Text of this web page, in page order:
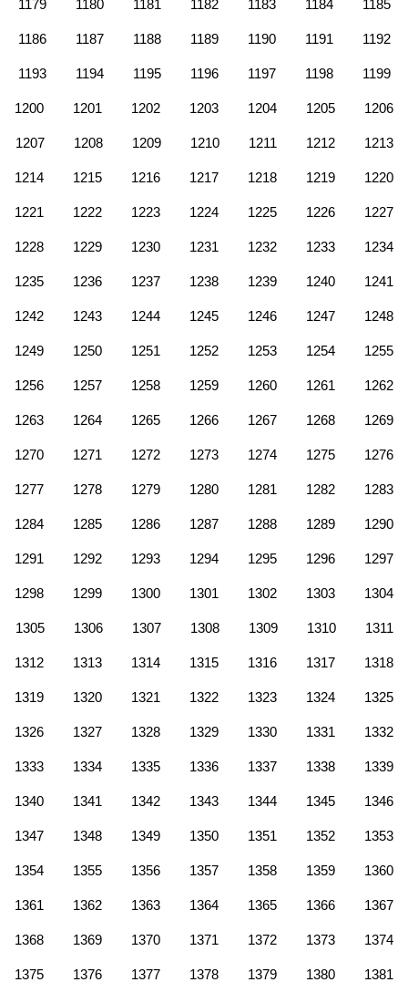
1179 1180 1181 1182 1183 1184 1185
1186 1187 1188 1189 1190 1191 1192
1193 1194 1195 1196 1197 1198 1199
1200 1201 1202 1203 1204 1205 1206
1207 1208 1209 1210 1211 1212 1213
1214 1215 1216 1217 1218 1219 1220
1221 1222 1223 1224 1225 1226 1227
1228 1229 1230 1231 1232 1233 1234
1235 1236 1237 1238 1239 1240 1241
1242 1243 1244 1245 1246 1247 1248
1249 1250 1251 1252 1253 1254 1255
1256 1257 1258 1259 1260 1261 1262
1263 1264 1265 1266 1267 1268 1269
1270 1271 1272 1273 1274 1275 1276
1277 1278 1279 1280 1281 1282 1283
1284 1285 1286 1287 1288 1289 1290
1291 1292 1293 1294 1295 1296 1297
1298 1299 1300 1301 1302 1303 1304
1305 1306 1307 1308 1309 1310 1311
1312 1313 1314 1315 1316 1317 1318
1319 1320 1321 1322 1323 1324 1325
1326 1327 1328 1329 1330 1331 1332
1333 1334 1335 1336 1337 1338 1339
1340 1341 1342 1343 1344 1345 1346
1347 1348 1349 1350 1351 1352 1353
1354 1355 1356 1357 1358 1359 1360
1361 1362 1363 1364 1365 1366 1367
1368 1369 1370 1371 1372 1373 1374
1375 1376 1377 1378 1379 1380 1381